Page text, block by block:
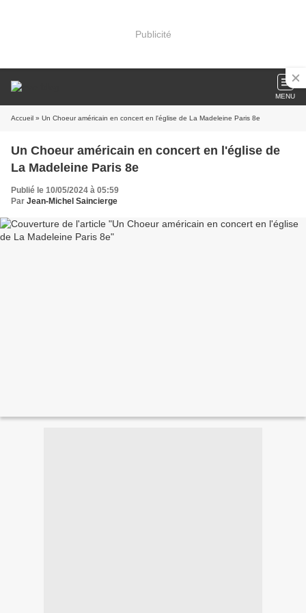
Publicité
MENU
Accueil » Un Choeur américain en concert en l'église de La Madeleine Paris 8e
Un Choeur américain en concert en l'église de
La Madeleine Paris 8e
Publié le 10/05/2024 à 05:59
Par Jean-Michel Saincierge